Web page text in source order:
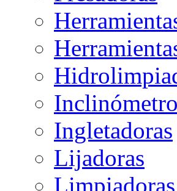
Ingletadoras
Lijadoras